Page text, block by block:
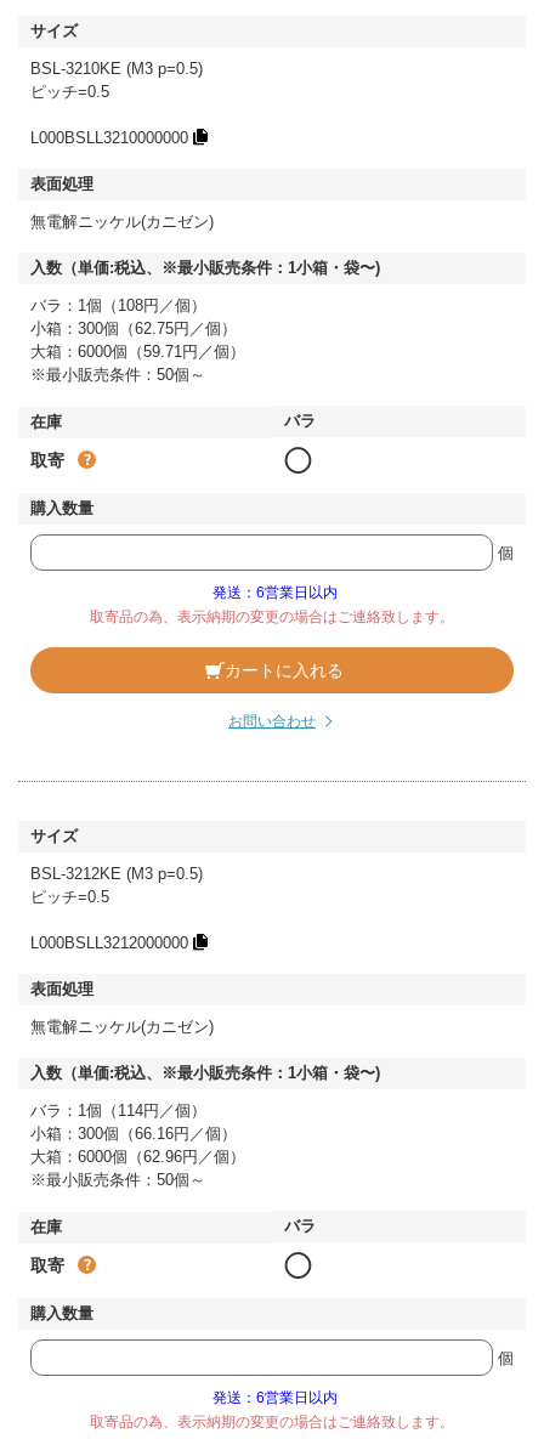
BSL-3210KE (M3 p=0.5)
ピッチ=0.5
L000BSLL3210000000
無電解ニッケル(カニゼン)
バラ：1個（108円／個）
小箱：300個（62.75円／個）
大箱：6000個（59.71円／個）
※最小販売条件：50個～
取寄 ◯
個
発送：6営業日以内
取寄品の為、表示納期の変更の場合はご連絡致します。
カートに入れる
お問い合わせ
BSL-3212KE (M3 p=0.5)
ピッチ=0.5
L000BSLL3212000000
無電解ニッケル(カニゼン)
バラ：1個（114円／個）
小箱：300個（66.16円／個）
大箱：6000個（62.96円／個）
※最小販売条件：50個～
取寄 ◯
個
発送：6営業日以内
取寄品の為、表示納期の変更の場合はご連絡致します。